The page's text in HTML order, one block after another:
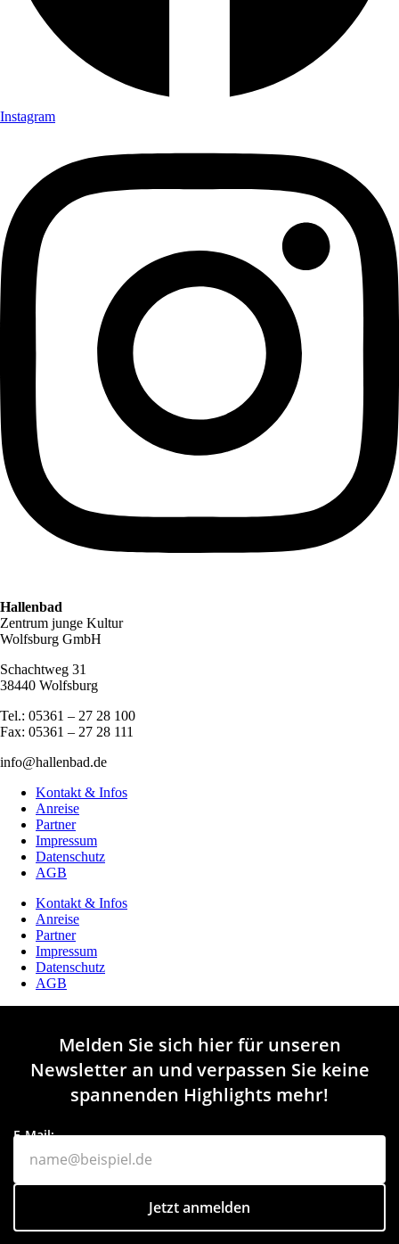
Instagram
Hallenbad
Zentrum junge Kultur
Wolfsburg GmbH
Schachtweg 31
38440 Wolfsburg
Tel.: 05361 – 27 28 100
Fax: 05361 – 27 28 111
info@hallenbad.de
Kontakt & Infos
Anreise
Partner
Impressum
Datenschutz
AGB
Kontakt & Infos
Anreise
Partner
Impressum
Datenschutz
AGB